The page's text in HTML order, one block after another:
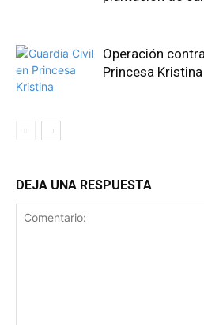
Operación
Princesa Kristina
DEJA UNA RESPUESTA